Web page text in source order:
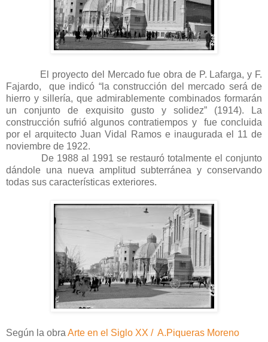
El proyecto del Mercado fue obra de P. Lafarga, y F.
Fajardo, que indicó “la construcción del mercado será de
hierro y sillería, que admirablemente combinados formarán
un conjunto de exquisito gusto y solidez” (1914). La
construcción sufrió algunos contratiempos y fue concluida
por el arquitecto Juan Vidal Ramos e inaugurada el 11 de
noviembre de 1922.
De 1988 al 1991 se restauró totalmente el conjunto
dándole una nueva amplitud subterránea y conservando
todas sus características exteriores.
Según la obraArte en el Siglo XX / A.Piqueras Moreno